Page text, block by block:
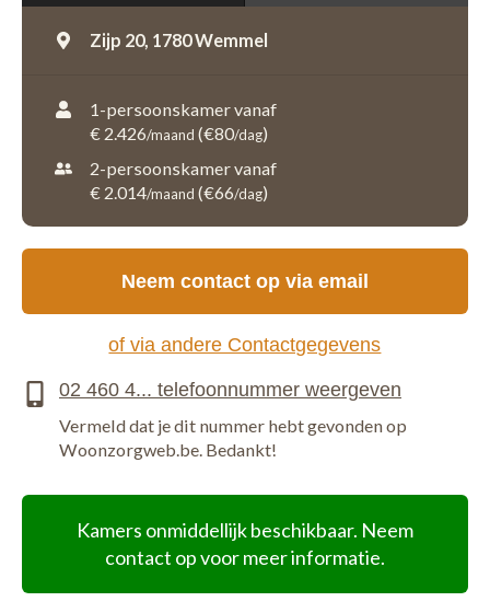
Zijp 20, 1780 Wemmel
1-persoonskamer vanaf
€ 2.426/maand (€80/dag)
2-persoonskamer vanaf
€ 2.014/maand (€66/dag)
Kamers onmiddellijk beschikbaar. Neem
contact op voor meer informatie.
Neem contact op via email
of via andere Contactgegevens
Vermeld dat je dit nummer hebt gevonden op
Woonzorgweb.be. Bedankt!